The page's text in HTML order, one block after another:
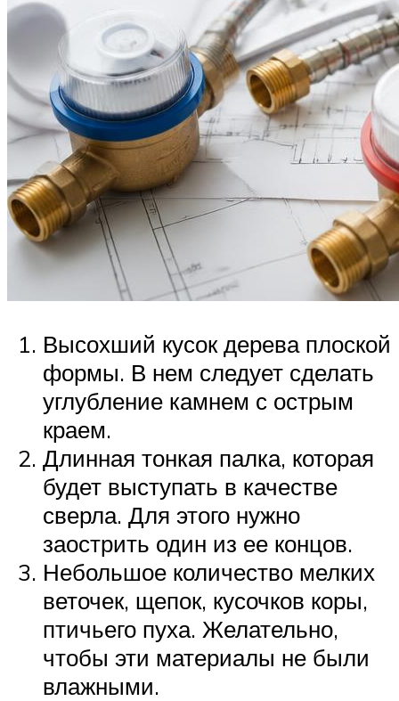
Высохший кусок дерева плоской
формы. В нем следует сделать
углубление камнем с острым
краем.
Длинная тонкая палка, которая
будет выступать в качестве
сверла. Для этого нужно
заострить один из ее концов.
Небольшое количество мелких
веточек, щепок, кусочков коры,
птичьего пуха. Желательно,
чтобы эти материалы не были
влажными.